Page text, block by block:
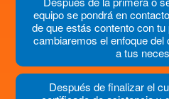
equipo se pondrá en
de que estás contento con
cambiaremos el enfoque
a tus
Después de finalizar el